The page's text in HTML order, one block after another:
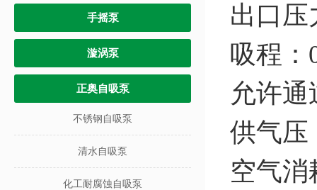
手摇泵
漩涡泵
正奥自吸泵
不锈钢自吸泵
清水自吸泵
化工耐腐蚀自吸泵
出口压
吸程：
允许通
供气压
空气消